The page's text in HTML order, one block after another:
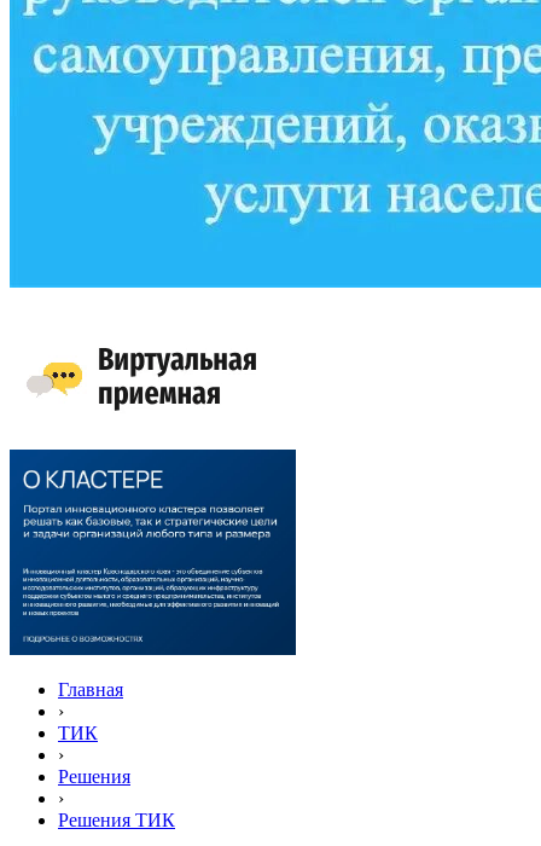
Главная
›
ТИК
›
Решения
›
Решения ТИК